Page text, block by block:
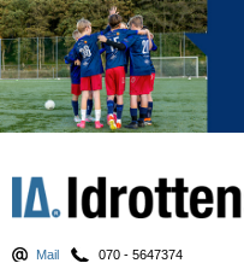
Mail 070 - 5647374